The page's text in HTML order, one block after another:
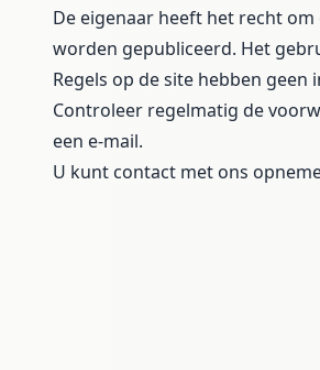
De eigenaar heeft het recht
worden gepubliceerd. Het
Regels op de site hebben
Controleer regelmatig de
een e-mail.
U kunt contact met ons